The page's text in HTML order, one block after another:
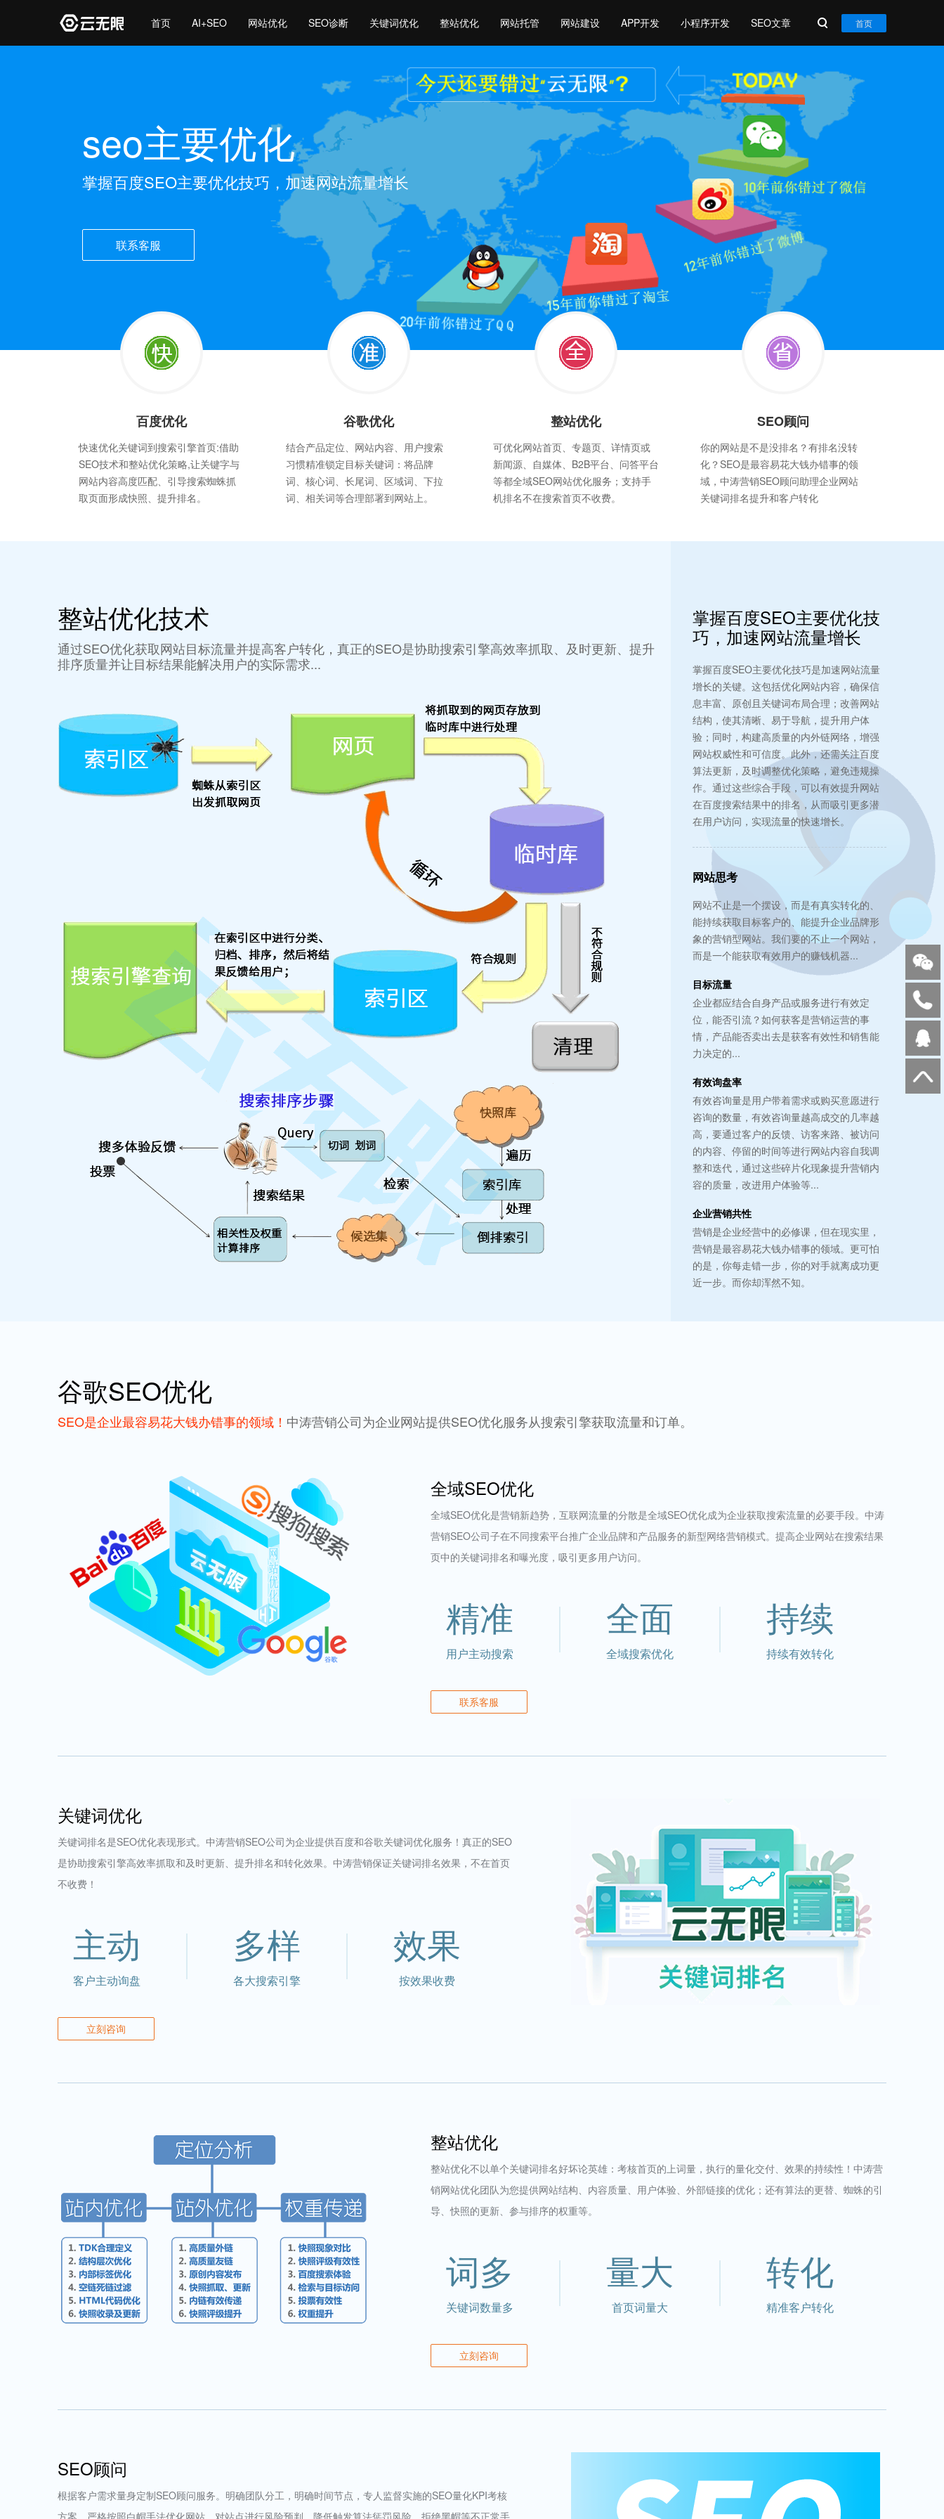
首页 AI+SEO 网站优化 SEO诊断 关键词优化 整站优化 网站托管 网站建设 APP开发 小程序开发 SEO文章 首页
seo主要优化
掌握百度SEO主要优化技巧，加速网站流量增长
联系客服
百度优化
快速优化关键词到搜索引擎首页:借助
SEO技术和整站优化策略,让关键字与
网站内容高度匹配、引导搜索蜘蛛抓
取页面形成快照、提升排名。
谷歌优化
结合产品定位、网站内容、用户搜索
习惯精准锁定目标关键词：将品牌
词、核心词、长尾词、区域词、下拉
词、相关词等合理部署到网站上。
整站优化
可优化网站首页、专题页、详情页或
新闻源、自媒体、B2B平台、问答平台
等都全域SEO网站优化服务；支持手
机排名不在搜索首页不收费。
SEO顾问
你的网站是不是没排名？有排名没转
化？SEO是最容易花大钱办错事的领
域，中涛营销SEO顾问助理企业网站
关键词排名提升和客户转化
整站优化技术
通过SEO优化获取网站目标流量并提高客户转化，真正的SEO是协助搜索引擎高效率抓取、及时更新、提升
排序质量并让目标结果能解决用户的实际需求...
掌握百度SEO主要优化技
巧，加速网站流量增长
掌握百度SEO主要优化技巧是加速网站流量
增长的关键。这包括优化网站内容，确保信
息丰富、原创且关键词布局合理；改善网站
结构，使其清晰、易于导航，提升用户体
验；同时，构建高质量的内外链网络，增强
网站权威性和可信度。此外，还需关注百度
算法更新，及时调整优化策略，避免违规操
作。通过这些综合手段，可以有效提升网站
在百度搜索结果中的排名，从而吸引更多潜
在用户访问，实现流量的快速增长。
网站思考
网站不止是一个摆设，而是有真实转化的、
能持续获取目标客户的、能提升企业品牌形
象的营销型网站。我们要的不止一个网站，
而是一个能获取有效用户的赚钱机器...
目标流量
企业都应结合自身产品或服务进行有效定
位，能否引流？如何获客是营销运营的事
情，产品能否卖出去是获客有效性和销售能
力决定的...
有效询盘率
有效咨询量是用户带着需求或购买意愿进行
咨询的数量，有效咨询量越高成交的几率越
高，要通过客户的反馈、访客来路、被访问
的内容、停留的时间等进行网站内容自我调
整和迭代，通过这些碎片化现象提升营销内
容的质量，改进用户体验等...
企业营销共性
营销是企业经营中的必修课，但在现实里，
营销是最容易花大钱办错事的领域。更可怕
的是，你每走错一步，你的对手就离成功更
近一步。而你却浑然不知。
谷歌SEO优化
SEO是企业最容易花大钱办错事的领域！ 中涛营销公司为企业网站提供SEO优化服务从搜索引擎获取流量和订单。
全域SEO优化
全域SEO优化是营销新趋势，互联网流量的分散是全域SEO优化成为企业获取搜索流量的必要手段。中涛
营销SEO公司子在不同搜索平台推广企业品牌和产品服务的新型网络营销模式。提高企业网站在搜索结果
页中的关键词排名和曝光度，吸引更多用户访问。
精准
用户主动搜索
全面
全域搜索优化
持续
持续有效转化
联系客服
关键词优化
关键词排名是SEO优化表现形式。中涛营销SEO公司为企业提供百度和谷歌关键词优化服务！真正的SEO
是协助搜索引擎高效率抓取和及时更新、提升排名和转化效果。中涛营销保证关键词排名效果，不在首页
不收费！
主动
客户主动询盘
多样
各大搜索引擎
效果
按效果收费
立刻咨询
整站优化
整站优化不以单个关键词排名好坏论英雄：考核首页的上词量，执行的量化交付、效果的持续性！中涛营
销网站优化团队为您提供网站结构、内容质量、用户体验、外部链接的优化；还有算法的更替、蜘蛛的引
导、快照的更新、参与排序的权重等。
词多
关键词数量多
量大
首页词量大
转化
精准客户转化
立刻咨询
SEO顾问
根据客户需求量身定制SEO顾问服务。明确团队分工，明确时间节点，专人监督实施的SEO量化KPI考核